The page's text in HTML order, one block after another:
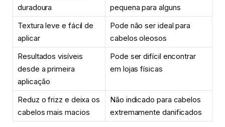
duradoura
pequena para alguns
Textura leve e fácil de
aplicar
Pode não ser ideal para
cabelos oleosos
Resultados visíveis
desde a primeira
aplicação
Pode ser difícil encontrar
em lojas físicas
Reduz o frizz e deixa os
cabelos mais macios
Não indicado para cabelos
extremamente danificados